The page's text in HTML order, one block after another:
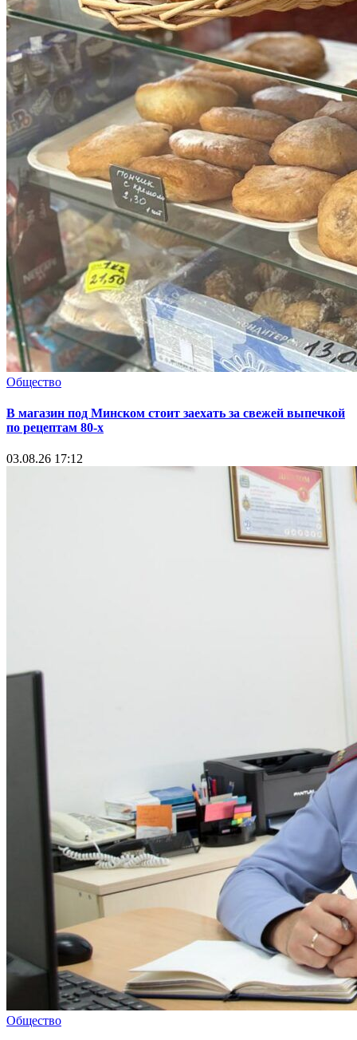
Общество
В магазин под Минском стоит заехать за свежей выпечкой
по рецептам 80-х
03.08.26 17:12
Общество